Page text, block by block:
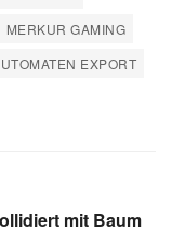
MERKUR GAMING
EXPORT
mit Baum